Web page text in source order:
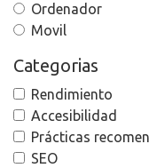
Ordenador
Movil
Categorias
Rendimiento
Accesibilidad
Prácticas
SEO